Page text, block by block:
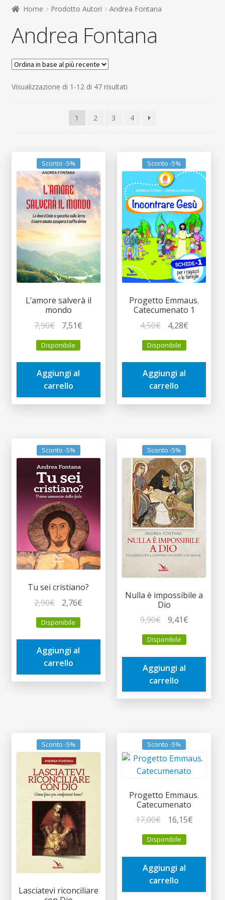
Don Bosco
Home Prodotto Autori Andrea Fontana
Andrea Fontana
Visualizzazione di 1-12 di 47 risultatiOrdina
al
1 2 3 4
Sconto -5%
L’amore salverà il
mondo
7,90€
prezzo
originale
era:
7,90€.
7,51€
è:
Disponibile
Aggiungi al
carrello
Sconto -5%
Progetto Emmaus.
Catecumenato 1
4,50€
prezzo
originale
era:
4,50€.
4,28€Il
è:
Disponibile
Aggiungi al
carrello
Sconto -5%
Tu sei cristiano?
2,90€
prezzo
originale
era:
2,90€.
2,76€
è:
Disponibile
Aggiungi al
carrello
Sconto -5%
Nulla è impossibile a
Dio
9,90€
prezzo
originale
era:
9,90€.
9,41€Il
è:
Disponibile
Aggiungi al
carrello
Sconto -5%
Lasciatevi riconciliare
Sconto -5%
Progetto Emmaus.
Catecumenato
17,00€
prezzo
originale
era:
17,00€.
16,15€Il
è:
Disponibile
Aggiungi al
carrello